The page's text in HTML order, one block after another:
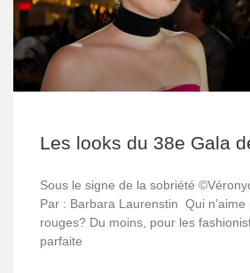
Les looks du 38e Gala
Sous le signe de la sobriété
Par : Barbara Laurenstin Qui n’aime
rouges? Du moins, pour les
parfaite